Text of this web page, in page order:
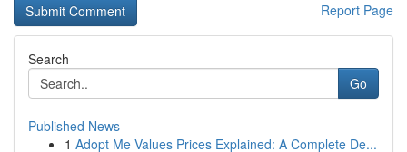
Report Page
Search
Go
Published News
1 Adopt Me Values Prices Explained: A Complete De...